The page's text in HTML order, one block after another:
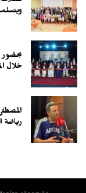
بحضور
خلال
رياضة